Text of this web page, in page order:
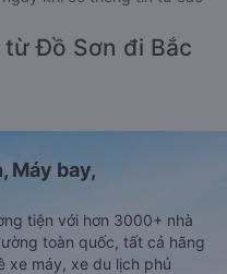
Đồ Sơn đi Bắc
Máy bay,
tiện với hơn 3000+ nhà
toàn quốc, tất cả hãng
xe máy, xe du lịch phủ